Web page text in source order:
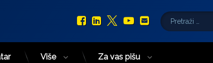
Facebook
LinkedIn
X.com
YouTube
E-mail
Pretraži:
Više Za vas pišu